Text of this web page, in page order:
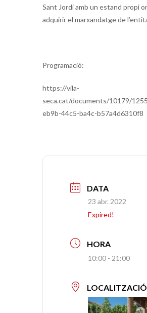
Sant Jordi amb un estand propi
adquirir el marxandatge de
Programació:
https://vila-
seca.cat/documents/10179/
eb9b-44c5-ba4c-b57a4d6310f8
DATA
23 abr. 2022
Expired!
HORA
10:00 - 21:00
LOCALITZACIÓ